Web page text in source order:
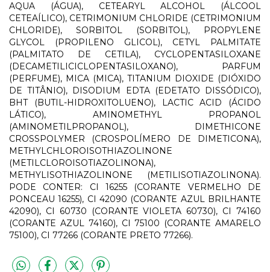
AQUA (ÁGUA), CETEARYL ALCOHOL (ÁLCOOL
CETEAÍLICO), CETRIMONIUM CHLORIDE (CETRIMONIUM
CHLORIDE), SORBITOL (SORBITOL), PROPYLENE
GLYCOL (PROPILENO GLICOL), CETYL PALMITATE
(PALMITATO DE CETILA), CYCLOPENTASILOXANE
(DECAMETILICICLOPENTASILOXANO), PARFUM
(PERFUME), MICA (MICA), TITANIUM DIOXIDE (DIÓXIDO
DE TITÂNIO), DISODIUM EDTA (EDETATO DISSÓDICO),
BHT (BUTIL-HIDROXITOLUENO), LACTIC ACID (ÁCIDO
LÁTICO), AMINOMETHYL PROPANOL
(AMINOMETILPROPANOL), DIMETHICONE
CROSSPOLYMER (CROSPOLÍMERO DE DIMETICONA),
METHYLCHLOROISOTHIAZOLINONE
(METILCLOROISOTIAZOLINONA),
METHYLISOTHIAZOLINONE (METILISOTIAZOLINONA).
PODE CONTER: CI 16255 (CORANTE VERMELHO DE
PONCEAU 16255), CI 42090 (CORANTE AZUL BRILHANTE
42090), CI 60730 (CORANTE VIOLETA 60730), CI 74160
(CORANTE AZUL 74160), CI 75100 (CORANTE AMARELO
75100), CI 77266 (CORANTE PRETO 77266).